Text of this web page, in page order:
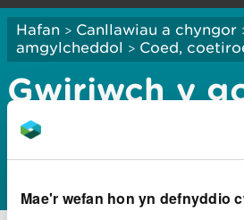
Mae'r wefan hon yn defnyddio
Hafan > Canllawiau a chyngor
amgylcheddol > Coed,
Gwiriwch y
gynlluniau
coedwigoedd